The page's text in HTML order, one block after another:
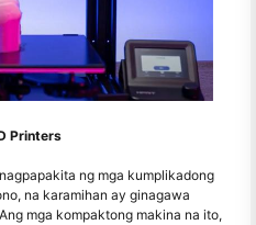
Printers
ng mga kumplikadong
na karamihan ay ginagawa
mga kompaktong makina na ito,